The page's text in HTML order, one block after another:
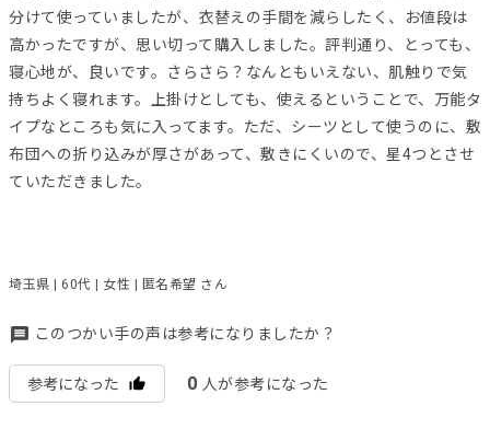
分けて使っていましたが、衣替えの手間を減らしたく、お値段は
高かったですが、思い切って購入しました。評判通り、とっても、
寝心地が、良いです。さらさら？なんともいえない、肌触りで気
持ちよく寝れます。上掛けとしても、使えるということで、万能タ
イプなところも気に入ってます。ただ、シーツとして使うのに、敷
布団への折り込みが厚さがあって、敷きにくいので、星4つとさせ
ていただきました。
埼玉県 | 60代 | 女性 | 匿名希望 さん
このつかい手の声は参考になりましたか？
参考になった 0 人が参考になった